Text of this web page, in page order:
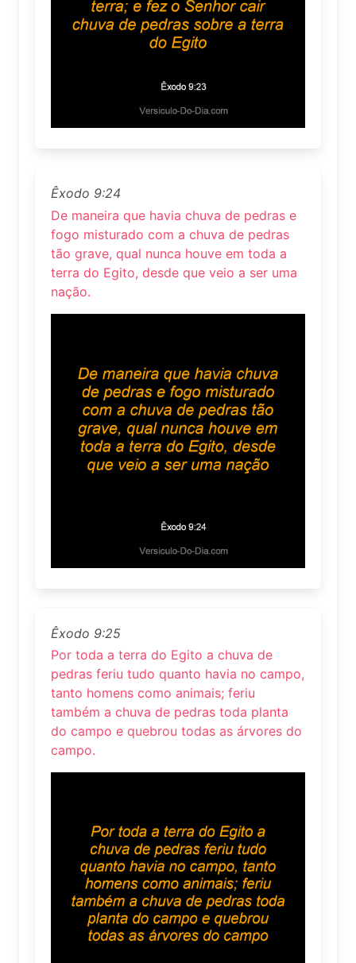
Êxodo 9:24
De maneira que havia chuva de pedras e
fogo misturado com a chuva de pedras
tão grave, qual nunca houve em toda a
terra do Egito, desde que veio a ser uma
nação.
Êxodo 9:25
Por toda a terra do Egito a chuva de
pedras feriu tudo quanto havia no campo,
tanto homens como animais; feriu
também a chuva de pedras toda planta
do campo e quebrou todas as árvores do
campo.